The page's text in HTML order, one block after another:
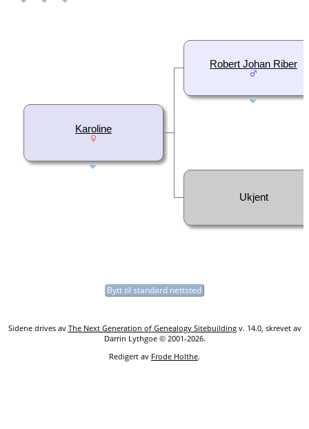
Karoline
Robert Johan Riber
Ukjent
Bytt til standard nettsted
Sidene drives av The Next Generation of Genealogy Sitebuildingv. 14.0, skrevet av
Darrin Lythgoe © 2001-2026.
Redigert av Frode Holthe.